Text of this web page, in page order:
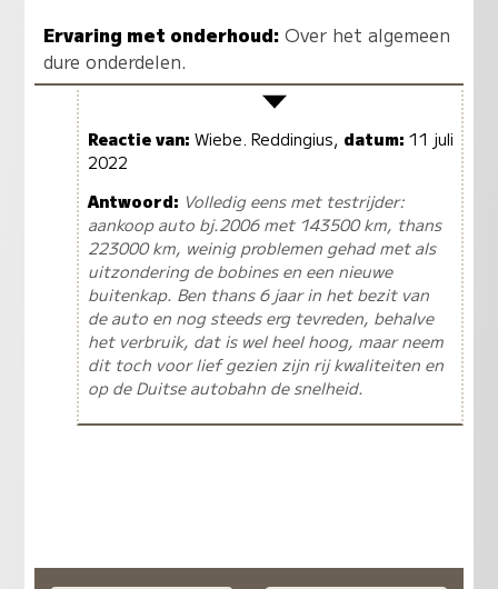
Ervaring met onderhoud: Over het algemeen
dure onderdelen.
Reactie van: Wiebe. Reddingius, datum: 11 juli
2022
Antwoord: Volledig eens met testrijder:
aankoop auto bj.2006 met 143500 km, thans
223000 km, weinig problemen gehad met als
uitzondering de bobines en een nieuwe
buitenkap. Ben thans 6 jaar in het bezit van
de auto en nog steeds erg tevreden, behalve
het verbruik, dat is wel heel hoog, maar neem
dit toch voor lief gezien zijn rij kwaliteiten en
op de Duitse autobahn de snelheid.